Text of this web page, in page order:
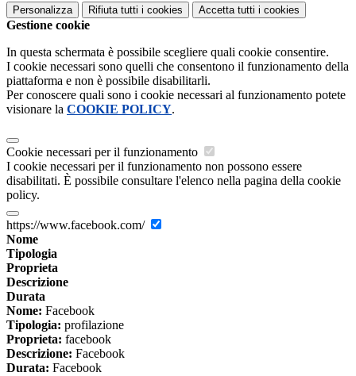
Personalizza Rifiuta tutti i cookies Accetta tutti i cookies
Gestione cookie
In questa schermata è possibile scegliere quali cookie consentire.
I cookie necessari sono quelli che consentono il funzionamento della
piattaforma e non è possibile disabilitarli.
Per conoscere quali sono i cookie necessari al funzionamento potete
visionare la COOKIE POLICY.
Cookie necessari per il funzionamento
I cookie necessari per il funzionamento non possono essere
disabilitati. È possibile consultare l'elenco nella pagina della cookie
policy.
https://www.facebook.com/
Nome
Tipologia
Proprieta
Descrizione
Durata
Nome: Facebook
Tipologia: profilazione
Proprieta: facebook
Descrizione: Facebook
Durata: Facebook